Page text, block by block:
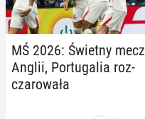
MŚ 2026: Świetny mecz
Anglii, Por­tu­ga­lia roz­
cza­ro­wa­ła